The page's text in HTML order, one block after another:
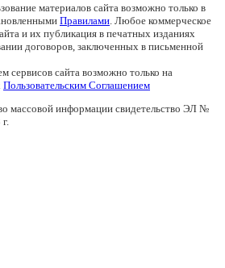
материалов сайта возможно только в
Правилами . Любое коммерческое
и их публикация в печатных изданиях
договоров, заключенных в письменной
сервисов сайта возможно только на
Пользовательским Соглашением
массовой информации свидетельство ЭЛ №